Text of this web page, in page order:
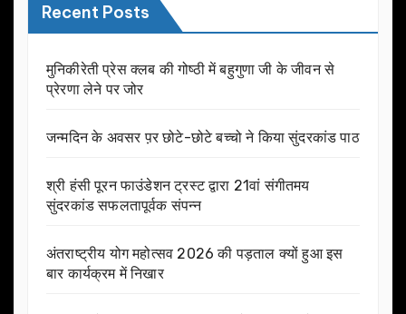
Recent Posts
मुनिकीरेती प्रेस क्लब की गोष्ठी में बहुगुणा जी के जीवन से
प्रेरणा लेने पर जोर
जन्मदिन के अवसर प़र छोटे-छोटे बच्चो ने किया सुंदरकांड पाठ
श्री हंसी पूरन फाउंडेशन ट्रस्ट द्वारा 21वां संगीतमय
सुंदरकांड सफलतापूर्वक संपन्न
अंतराष्ट्रीय योग महोत्सव 2026 की पड़ताल क्यों हुआ इस
बार कार्यक्रम में निखार